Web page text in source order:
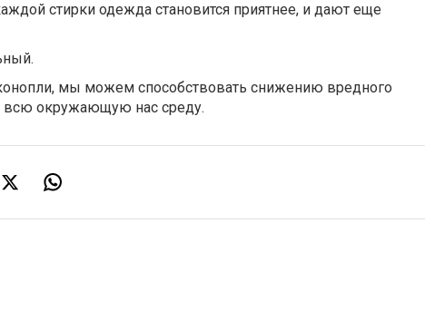
стирки одежда становится приятнее, и дают еще
мы можем способствовать снижению вредного
всю окружающую нас среду.